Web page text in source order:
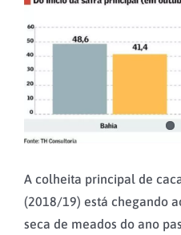
Image
A colheita principal de
(2018/19) está chegando
seca de meados do ano